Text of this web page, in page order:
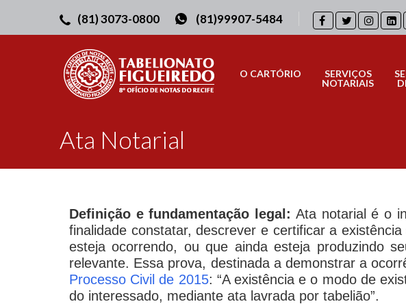
(81) 3073-0800 (81)99907-5484
O CARTÓRIO
SERVIÇOS
NOTARIAIS
Ata Notarial
Definição e fundamentação legal: Ata notarial é o
finalidade constatar, descrever e certificar a
esteja ocorrendo, ou que ainda esteja produzindo
relevante. Essa prova, destinada a demonstrar a
Processo Civil de 2015: “A existência e o modo de
do interessado, mediante ata lavrada por tabelião”.